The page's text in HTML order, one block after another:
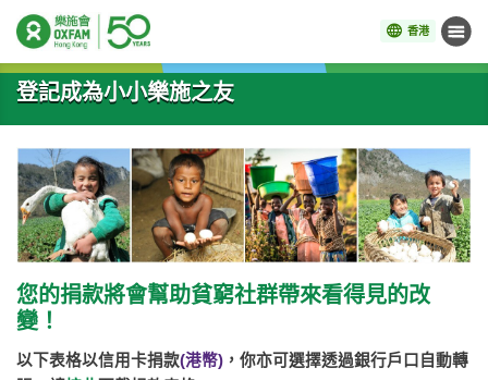
香港 目錄
開始主要內容
登記成為小小樂施之友
您的捐款將會幫助貧窮社群帶來看得見的改
變！
以下表格以信用卡捐款(港幣) ，你亦可選擇透過銀行戶口自動轉